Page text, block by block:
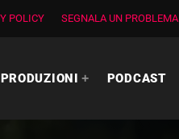
POLICY SEGNALA UN PROBLEMA
PRODUZIONI PODCAST